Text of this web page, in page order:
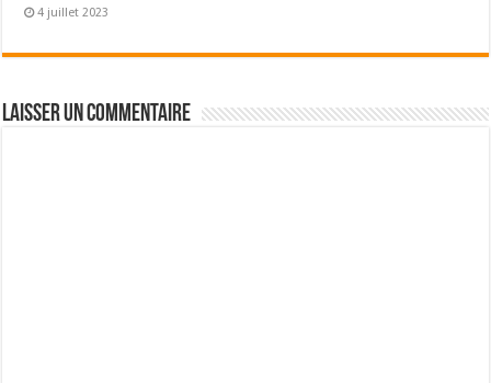
4 juillet 2023
Laisser un commentaire